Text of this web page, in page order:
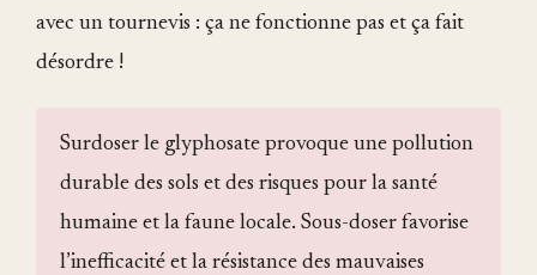
avec un tournevis : ça ne fonctionne pas et ça fait
désordre !
Surdoser le glyphosate provoque une pollution
durable des sols et des risques pour la santé
humaine et la faune locale. Sous-doser favorise
l’inefficacité et la résistance des mauvaises